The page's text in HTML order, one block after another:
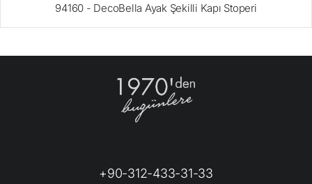
94160 - DecoBella Ayak Şekilli Kapı Stoperi
+90-312-433-31-33